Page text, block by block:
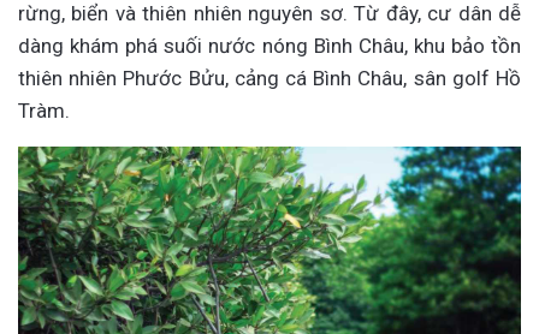
rừng, biển và thiên nhiên nguyên sơ. Từ đây, cư dân dễ
dàng khám phá suối nước nóng Bình Châu, khu bảo tồn
thiên nhiên Phước Bửu, cảng cá Bình Châu, sân golf Hồ
Tràm.